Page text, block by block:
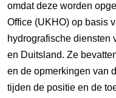
omdat deze worden
Office (UKHO) op basis
hydrografische diensten
en Duitsland. Ze
en de opmerkingen van
tijden de positie en de